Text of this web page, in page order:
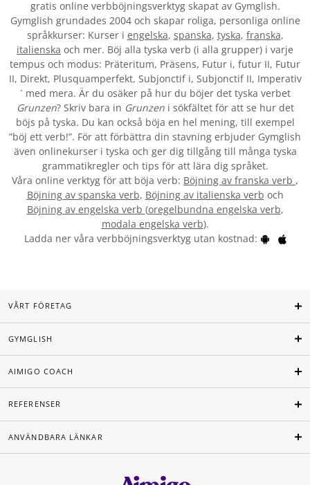
gratis online verbböjningsverktyg skapat av Gymglish.
Gymglish grundades 2004 och skapar roliga, personliga online
språkkurser: Kurser i engelska, spanska, tyska, franska,
italienska och mer. Böj alla tyska verb (i alla grupper) i varje
tempus och modus: Präteritum, Präsens, Futur i, futur II, Futur
II, Direkt, Plusquamperfekt, Subjonctif i, Subjonctif II, Imperativ
´ med mera. Är du osäker på hur du böjer det tyska verbet
Grunzen? Skriv bara in Grunzeni sökfältet för att se hur det
böjs på tyska. Du kan också böja en hel mening, till exempel
”böj ett verb!”. För att förbättra din stavning erbjuder Gymglish
även onlinekurser i tyska och ger dig tillgång till många tyska
grammatikregler och tips för att lära dig språket.
Våra online verktyg för att böja verb: Böjning av franska verb ,
Böjning av spanska verb, Böjning av italienska verb och
Böjning av engelska verb (oregelbundna engelska verb,
modala engelska verb).
Ladda ner våra verbböjningsverktyg utan kostnad:
VÅRT FÖRETAG
GYMGLISH
AIMIGO COACH
REFERENSER
ANVÄNDBARA LÄNKAR